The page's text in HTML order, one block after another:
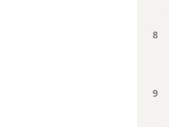
8
9